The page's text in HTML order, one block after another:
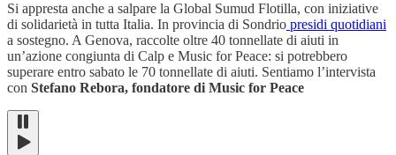
Si appresta anche a salpare la Global Sumud Flotilla, con iniziative
di solidarietà in tutta Italia. In provincia di Sondrio presidi quotidiani
a sostegno. A Genova, raccolte oltre 40 tonnellate di aiuti in
un’azione congiunta di Calp e Music for Peace: si potrebbero
superare entro sabato le 70 tonnellate di aiuti. Sentiamo l’intervista
con Stefano Rebora, fondatore di Music for Peace